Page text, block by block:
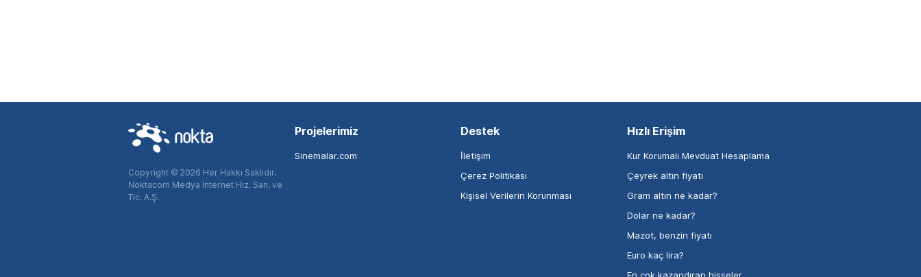
Copyright © 2026 Her Hakkı Saklıdır.
Noktacom Medya İnternet Hiz. San. ve
Tic. A.Ş.
Projelerimiz
Sinemalar.com
Destek
İletişim
Çerez Politikası
Kişisel Verilerin Korunması
Hızlı Erişim
Kur Korumalı Mevduat Hesaplama
Çeyrek altın fiyatı
Gram altın ne kadar?
Dolar ne kadar?
Mazot, benzin fiyatı
Euro kaç lira?